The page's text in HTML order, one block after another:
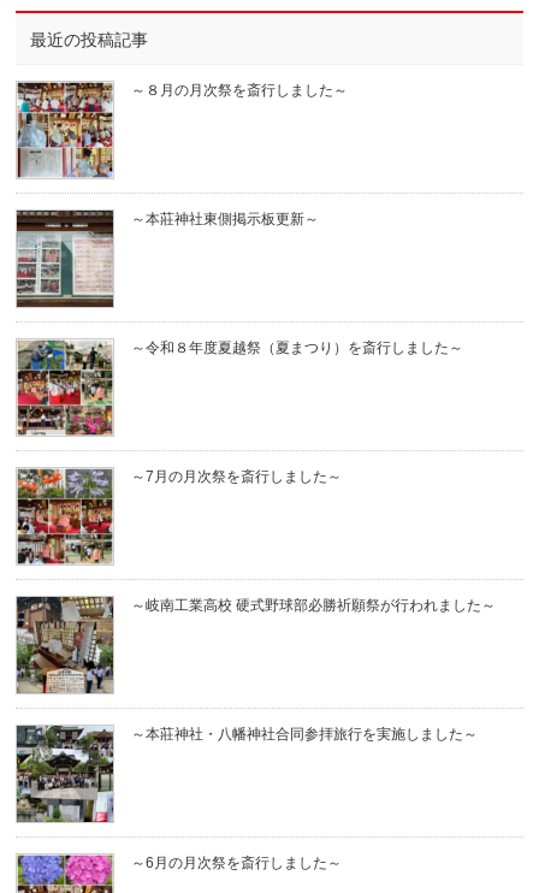
最近の投稿記事
～８月の月次祭を斎行しました～
～本莊神社東側掲示板更新～
～令和８年度夏越祭（夏まつり）を斎行しました～
～7月の月次祭を斎行しました～
～岐南工業高校 硬式野球部必勝祈願祭が行われました～
～本莊神社・八幡神社合同参拝旅行を実施しました～
～6月の月次祭を斎行しました～